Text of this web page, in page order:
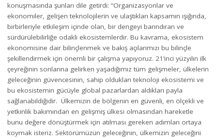
konuşmasında şunları dile getirdi: “Organizasyonlar ve
ekonomiler, gelişen teknolojilerin ve ulaştıkları kapsamın ışığında,
birbirleriyle etkileşim içinde olan, bir dengeyi barındıran ve
sürdürülebilirliğe odaklı ekosistemlerdir. Bu kavrama, ekosistem
ekonomisine dair bilinçlenmek ve bakış açılarımızı bu bilinçle
şekillendirmek için önemli bir çalışma yapıyoruz. 21’inci yüzyılın ilk
çeyreğinin sonlarına gelirken yaşadığımız tüm gelişmeler, ülkelerin
geleceğinin güvencesinin, sahip oldukları teknoloji ekosistemi ve
bu ekosistemin gücüyle global pazarlardan aldıkları payla
sağlanabildiğidir. Ülkemizin de bölgenin en güvenli, en ölçekli ve
yetkinlik bakımından en gelişmiş ülkesi olmasından hareketle
bunu değere dönüştürmek için atılması gereken adımları ortaya
koymak isteriz. Sektörümüzün geleceğinin, ülkemizin geleceğini